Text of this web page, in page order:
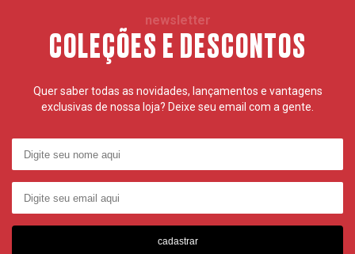
newsletter
COLEÇÕES E DESCONTOS
Quer saber todas as novidades, lançamentos e vantagens
exclusivas de nossa loja? Deixe seu email com a gente.
cadastrar